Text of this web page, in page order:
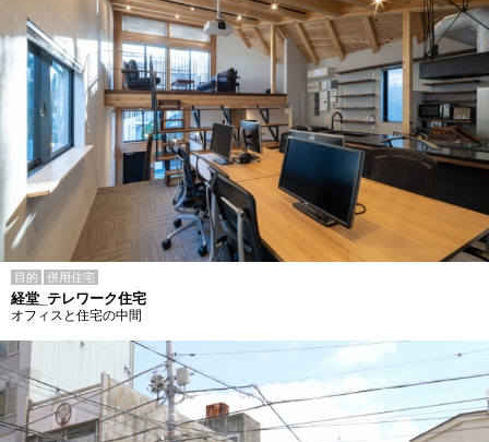
目的 併用住宅
経堂_テレワーク住宅
オフィスと住宅の中間